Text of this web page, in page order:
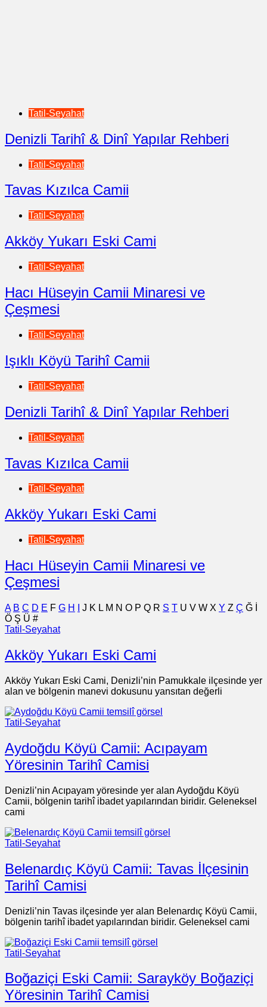
Tatil-Seyahat
Denizli Tarihî & Dinî Yapılar Rehberi
Tatil-Seyahat
Tavas Kızılca Camii
Tatil-Seyahat
Akköy Yukarı Eski Cami
Tatil-Seyahat
Hacı Hüseyin Camii Minaresi ve
Çeşmesi
Tatil-Seyahat
Işıklı Köyü Tarihî Camii
Tatil-Seyahat
Denizli Tarihî & Dinî Yapılar Rehberi
Tatil-Seyahat
Tavas Kızılca Camii
Tatil-Seyahat
Akköy Yukarı Eski Cami
Tatil-Seyahat
Hacı Hüseyin Camii Minaresi ve
Çeşmesi
A B C D E F G H J K L M N O P Q R S T U V W X Y Z Ç Ğ
Ö Ş Ü #
Tatil-Seyahat
Akköy Yukarı Eski Cami
Akköy Yukarı Eski Cami, Denizli’nin Pamukkale ilçesinde yer
alan ve bölgenin manevi dokusunu yansıtan değerli
Tatil-Seyahat
Aydoğdu Köyü Camii: Acıpayam
Yöresinin Tarihî Camisi
Denizli’nin Acıpayam yöresinde yer alan Aydoğdu Köyü
Camii, bölgenin tarihî ibadet yapılarından biridir. Geleneksel
cami
Tatil-Seyahat
Belenardıç Köyü Camii: Tavas İlçesinin
Tarihî Camisi
Denizli’nin Tavas ilçesinde yer alan Belenardıç Köyü Camii,
bölgenin tarihî ibadet yapılarından biridir. Geleneksel cami
Tatil-Seyahat
Boğaziçi Eski Camii: Sarayköy Boğaziçi
Yöresinin Tarihî Camisi